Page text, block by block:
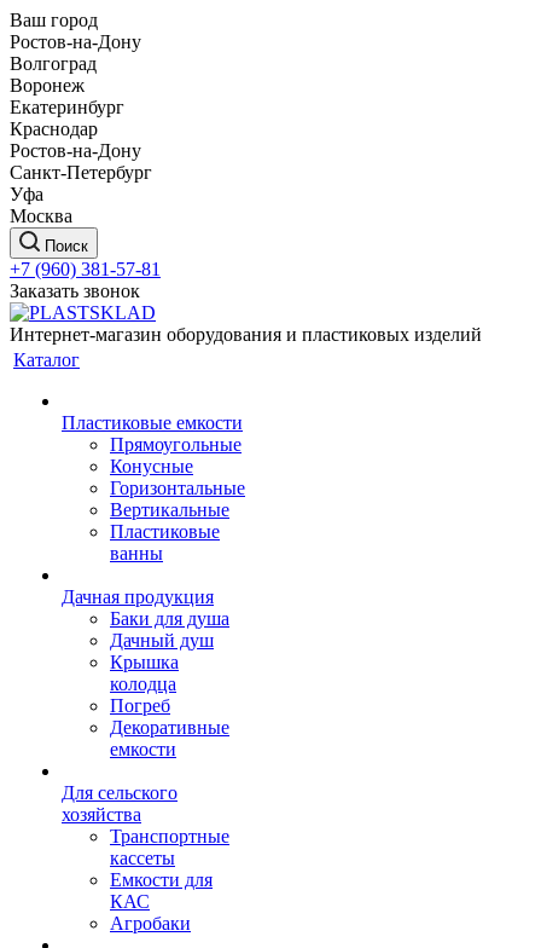
Ваш город
Ростов-на-Дону
Волгоград
Воронеж
Екатеринбург
Краснодар
Ростов-на-Дону
Санкт-Петербург
Уфа
Москва
Поиск
+7 (960) 381-57-81
Заказать звонок
Интернет-магазин оборудования и пластиковых изделий
Каталог
Пластиковые емкости
Прямоугольные
Конусные
Горизонтальные
Вертикальные
Пластиковые
ванны
Дачная продукция
Баки для душа
Дачный душ
Крышка
колодца
Погреб
Декоративные
емкости
Для сельского
хозяйства
Транспортные
кассеты
Емкости для
КАС
Агробаки